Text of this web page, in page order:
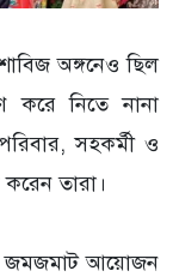
অঙ্গনেও ছিল
নিতে নানা
সহকর্মী ও
তারা।
জমজমাট আয়োজন